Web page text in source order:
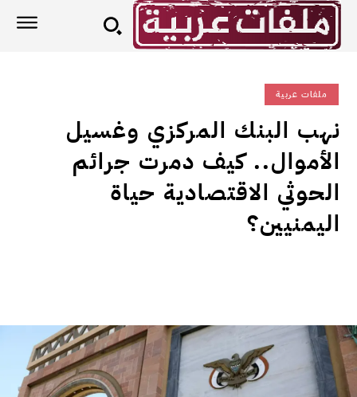
ملفات عربية
نهب البنك المركزي وغسيل
الأموال.. كيف دمرت جرائم
الحوثي الاقتصادية حياة
اليمنيين؟